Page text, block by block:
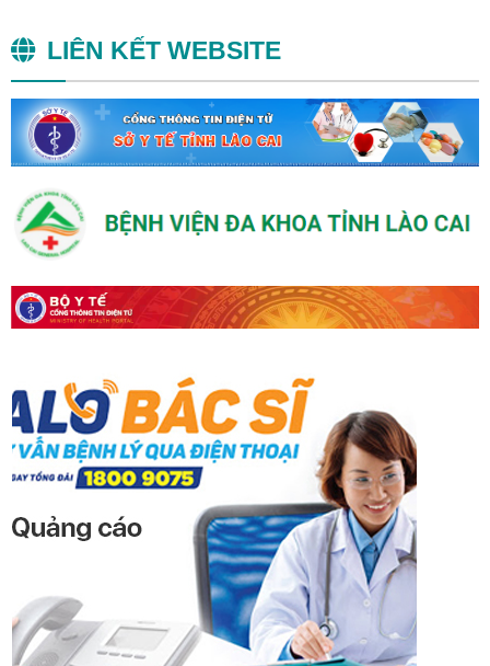
LIÊN KẾT WEBSITE